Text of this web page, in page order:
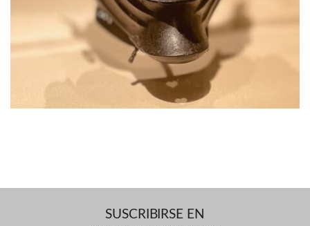
SUSCRIBIRSE EN